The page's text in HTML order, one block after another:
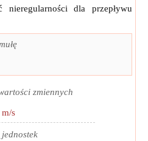
nieregularności dla przepływu
zmiennych
m/s